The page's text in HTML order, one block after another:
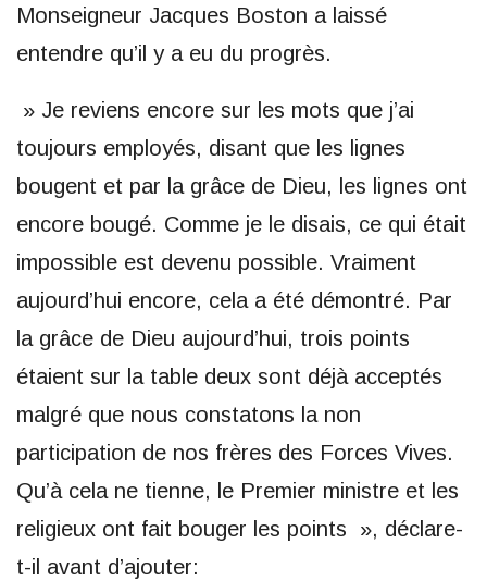
Monseigneur Jacques Boston a laissé
entendre qu’il y a eu du progrès.
» Je reviens encore sur les mots que j’ai
toujours employés, disant que les lignes
bougent et par la grâce de Dieu, les lignes ont
encore bougé. Comme je le disais, ce qui était
impossible est devenu possible. Vraiment
aujourd’hui encore, cela a été démontré. Par
la grâce de Dieu aujourd’hui, trois points
étaient sur la table deux sont déjà acceptés
malgré que nous constatons la non
participation de nos frères des Forces Vives.
Qu’à cela ne tienne, le Premier ministre et les
religieux ont fait bouger les points », déclare-
t-il avant d’ajouter: